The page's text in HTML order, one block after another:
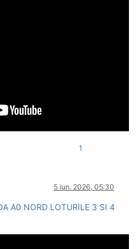
1
5 iun. 2026, 05:30
A0 NORD LOTURILE 3 SI 4